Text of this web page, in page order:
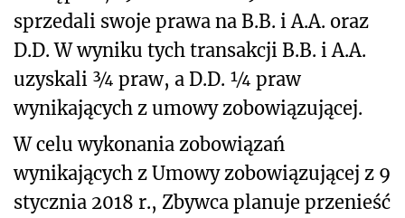
sprzedali swoje prawa na B.B. i A.A. oraz
D.D. W wyniku tych transakcji B.B. i A.A.
uzyskali ¾ praw, a D.D. ¼ praw
wynikających z umowy zobowiązującej.
W celu wykonania zobowiązań
wynikających z Umowy zobowiązującej z 9
stycznia 2018 r., Zbywca planuje przenieść